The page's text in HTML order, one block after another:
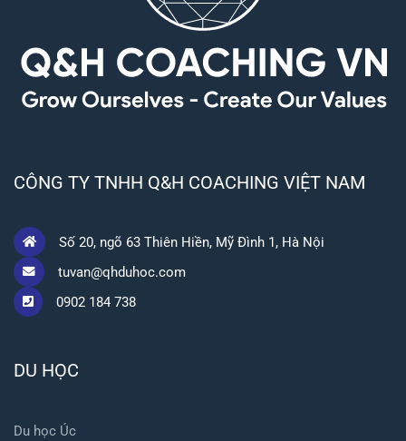
CÔNG TY TNHH Q&H COACHING VIỆT NAM
Số 20, ngõ 63 Thiên Hiền, Mỹ Đình 1, Hà Nội
tuvan@qhduhoc.com
0902 184 738
DU HỌC
Du học Úc